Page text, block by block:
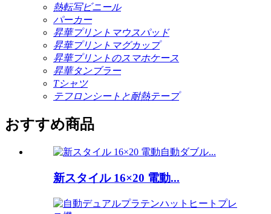
熱転写ビニール
パーカー
昇華プリントマウスパッド
昇華プリントマグカップ
昇華プリントのスマホケース
昇華タンブラー
Tシャツ
テフロンシートと耐熱テープ
おすすめ商品
新スタイル 16×20 電動...